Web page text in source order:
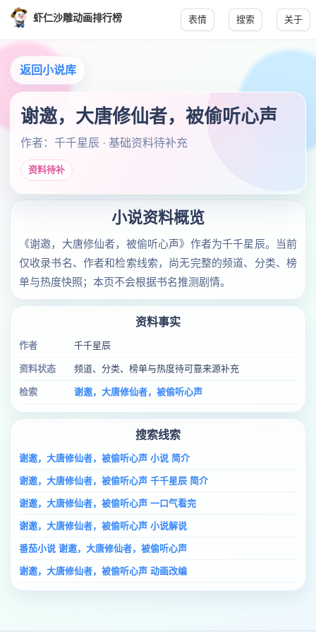
虾仁沙雕动画排行榜 表情 搜索 关于
返回小说库
谢邀，大唐修仙者，被偷听心声
作者：千千星辰 · 基础资料待补充
资料待补
小说资料概览
《谢邀，大唐修仙者，被偷听心声》作者为千千星辰。当前
仅收录书名、作者和检索线索，尚无完整的频道、分类、榜
单与热度快照；本页不会根据书名推测剧情。
资料事实
作者 千千星辰
资料状态 频道、分类、榜单与热度待可靠来源补充
检索 谢邀，大唐修仙者，被偷听心声
搜索线索
谢邀，大唐修仙者，被偷听心声 小说 简介
谢邀，大唐修仙者，被偷听心声 千千星辰 简介
谢邀，大唐修仙者，被偷听心声 一口气看完
谢邀，大唐修仙者，被偷听心声 小说解说
番茄小说 谢邀，大唐修仙者，被偷听心声
谢邀，大唐修仙者，被偷听心声 动画改编